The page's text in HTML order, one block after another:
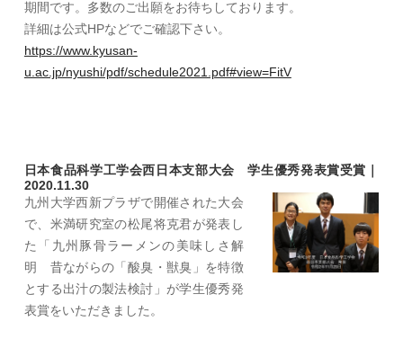
期間です。多数のご出願をお待ちしております。
詳細は公式HPなどでご確認下さい。
https://www.kyusan-
u.ac.jp/nyushi/pdf/schedule2021.pdf#view=FitV
日本食品科学工学会西日本支部大会 学生優秀発表賞受賞｜
2020.11.30
九州大学西新プラザで開催された大会
で、米満研究室の松尾将克君が発表し
た「九州豚骨ラーメンの美味しさ解
明 昔ながらの「酸臭・獣臭」を特徴
とする出汁の製法検討」が学生優秀発
表賞をいただきました。